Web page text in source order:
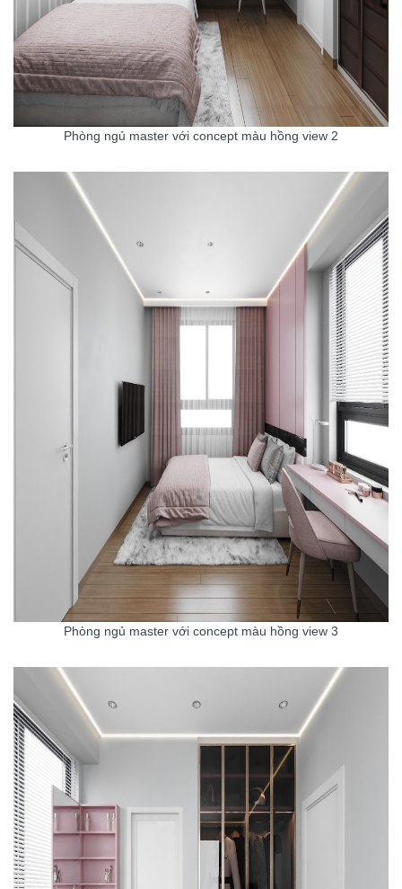
Phòng ngủ master với concept màu hồng view 2
Phòng ngủ master với concept màu hồng view 3